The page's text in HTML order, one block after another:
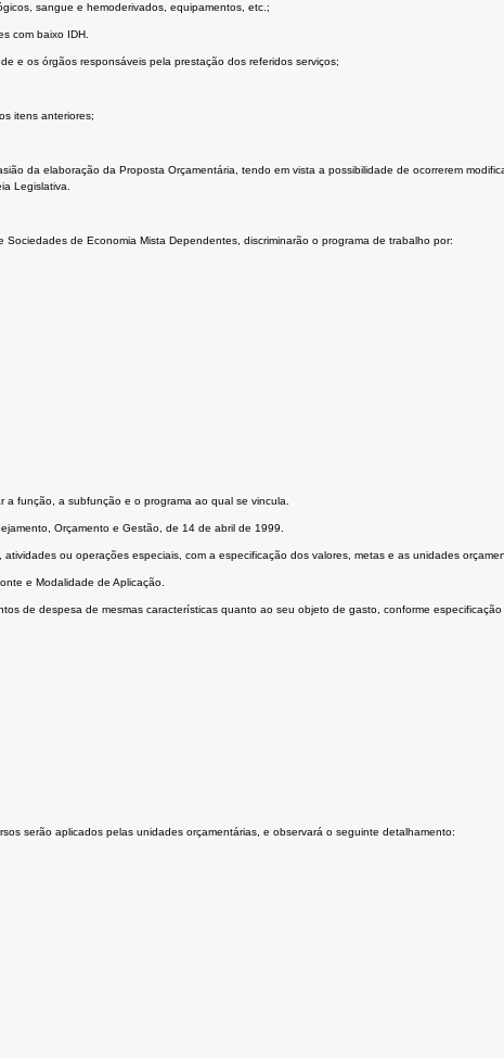
sangue e hemoderivados, equipamentos, etc.;
com baixo IDH.
e os órgãos responsáveis pela prestação dos referidos serviços;
itens anteriores;
da elaboração da Proposta Orçamentária, tendo em vista a possibilidade de ocorrerem
Legislativa.
de Economia Mista Dependentes, discriminarão o programa de trabalho por:
função, a subfunção e o programa ao qual se vincula.
Orçamento e Gestão, de 14 de abril de 1999.
ou operações especiais, com a especificação dos valores, metas e as unidades
e Modalidade de Aplicação.
de despesa de mesmas características quanto ao seu objeto de gasto, conforme especificação
serão aplicados pelas unidades orçamentárias, e observará o seguinte detalhamento: